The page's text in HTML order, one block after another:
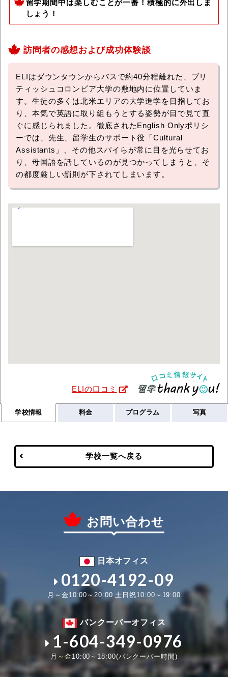
留学期間中は楽しむことが一番！積極的に外出しま
しょう！
訪問者の感想および成功体験談
ELIはダウンタウンからバスで約40分程離れた、ブリ
ティッシュコロンビア大学の敷地内に位置していま
す。生徒の多くは北米エリアの大学進学を目指してお
り、本気で英語に取り組もうとする姿勢が目で見て直
ぐに感じられました。徹底されたEnglish Onlyポリシ
ーでは、先生、留学生のサポート役「Cultural
Assistants」、その他スパイらが常に目を光らせてお
り、母国語を話しているのが見つかってしまうと、そ
の都度厳しい罰則が下されてしまいます。
ELIの口コミ
学校情報 料金 プログラム 写真
学校一覧へ戻る
お問い合わせ
日本オフィス
0120-4192-09
月～金10:00～20:00 土日祝10:00～19:00
バンクーバーオフィス
1-604-349-0976
月～金10:00～18:00(バンクーバー時間)